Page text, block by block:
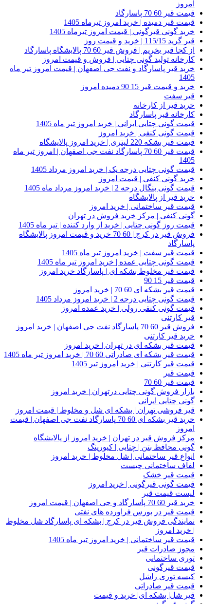
امروز
قیمت قیر 60 70 پاسارگاد
قیمت قیر دمیده | خرید امروز تیرماه 1405
خرید گونی قیرگونی | قیمت امروز تیرماه 1405
قیر گرید 115/15 | خرید و قیمت روز
از کجا قیر بخریم | فروش قیر 60 70 پالایشگاه پاسارگاد
کارخانه تولید گونی چتایی | فروش و قیمت امروز
خرید قیر پاسارگاد و نفت جی اصفهان | قیمت امروز تیر ماه
1405
خرید و قیمت قیر 15 90 دمیده امروز
قیر سفت
خرید قیر از کارخانه
کارخانه قیر پاسارگاد
قیمت گونی چتایی ایرانی | خرید امروز تیر ماه 1405
قیمت گونی کنفی | خرید امروز
قیمت قیر بشکه 220 لیتری | خرید امروز پالایشگاه
قیمت قیر 60 70 پاسارگاد نفت جی اصفهان | امروز تیر ماه
1405
قیمت گونی چتایی درجه یک | خرید امروز مرداد 1405
خرید گونی کنفی | قیمت امروز
قیمت گونی بنگال درجه 2 | خرید امروز مرداد ماه 1405
خرید قیر از پالایشگاه
قیمت قیر ساختمانی | خرید امروز
گونی کنفی | مرکز خرید فروش در تهران
قیمت روز گونی چتایی | خرید از وارد کننده | تیر ماه 1405
فروش قیر در کرج | 60 70 خرید و قیمت امروز پالایشگاه
پاسارگاد
قیمت قیر سفت | خرید امروز تیر ماه 1405
قیمت گونی چتایی عمده | خرید امروز تیر ماه 1405
قیمت قیر مخلوط بشکه ای | پاسارگاد خرید امروز
قیمت قیر 15 90
قیمت قیر بشکه ای 60 70 | خرید امروز
قیمت گونی چتایی درجه 2 | خرید امروز مرداد 1405
قیمت گونی کنفی رولی | خرید عمده امروز
قیر کارتنی
فروش قیر 60 70 پاسارگاد نفت جی اصفهان | خرید امروز
خرید قیر کارتنی
قیمت قیر بشکه ای در تهران | خرید امروز
قیمت قیر بشکه ای صادراتی 60 70 | خرید امروز تیر ماه 1405
قیمت قیر کارتنی | خرید امروز تیر 1405
قیمت قیر
قیمت قیر 60 70
بازار فروش گونی چتایی درتهران | خرید امروز
گونی چتایی ایرانی
قیر فروشی تهران | بشکه ای شل و مخلوط | قیمت امروز
خرید قیر بشکه ای 60 70 پاسارگاد نفت جی اصفهان | قیمت
امروز
مرکز فروش قیر در تهران | خرید امروز از پالایشگاه
گونی محافظ بتن | چتایی | کیورینگ
انواع قیر ساختمانی | شل مخلوط | خرید امروز
لفاف ساختمانی چیست
قیمت قیر خشک
قیمت گونی قیرگونی | خرید امروز
لیست قیمت قیر
خرید قیر 60 70 پاسارگاد و جی اصفهان | قیمت امروز
قیمت قیر در بورس فراورده های نفتی
نمایندگی فروش قیر در کرج | بشکه ای پاسارگاد شل مخلوط
| خرید امروز
قیمت قیر ساختمانی | خرید امروز تیر ماه 1405
مجوز صادرات قیر
توری ساختمانی
قیمت قیرگونی
کیسه توری راشل
قیمت قیر صادراتی
قیر شل| بشکه ای| خرید و قیمت